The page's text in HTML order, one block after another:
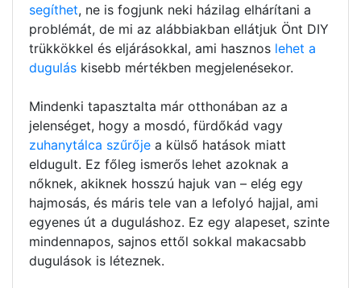
segíthet, ne is fogjunk neki házilag elhárítani a
problémát, de mi az alábbiakban ellátjuk Önt DIY
trükkökkel és eljárásokkal, ami hasznos lehet a
dugulás kisebb mértékben megjelenésekor.
Mindenki tapasztalta már otthonában az a
jelenséget, hogy a mosdó, fürdőkád vagy
zuhanytálca szűrője a külső hatások miatt
eldugult. Ez főleg ismerős lehet azoknak a
nőknek, akiknek hosszú hajuk van – elég egy
hajmosás, és máris tele van a lefolyó hajjal, ami
egyenes út a duguláshoz. Ez egy alapeset, szinte
mindennapos, sajnos ettől sokkal makacsabb
dugulások is léteznek.